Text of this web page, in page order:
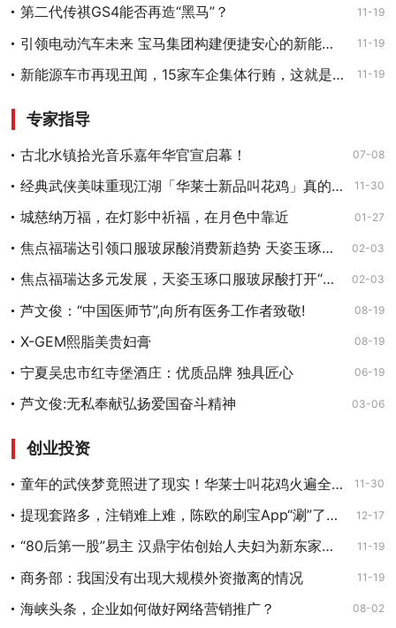
第二代传祺GS4能否再造“黑马”？ 11-19
引领电动汽车未来 宝马集团构建便捷安心的新能源生态系统 11-19
新能源车市再现丑闻，15家车企集体行贿，这就是所谓的“弯道超车”？ 11-19
专家指导
古北水镇拾光音乐嘉年华官宣启幕！ 07-08
经典武侠美味重现江湖「华莱士新品叫花鸡」真的馋哭了！ 11-30
城慈纳万福，在灯影中祈福，在月色中靠近 01-27
焦点福瑞达引领口服玻尿酸消费新趋势 天姿玉琢透明质酸钠饮品成市场发展标杆 02-03
焦点福瑞达多元发展，天姿玉琢口服玻尿酸打开“养颜抗老”新大门 02-03
芦文俊：“中国医师节”,向所有医务工作者致敬! 08-19
X-GEM熙脂美贵妇膏 08-19
宁夏吴忠市红寺堡酒庄：优质品牌 独具匠心 06-19
芦文俊:无私奉献弘扬爱国奋斗精神 03-06
创业投资
童年的武侠梦竟照进了现实！华莱士叫花鸡火遍全网 11-30
提现套路多，注销难上难，陈欧的刷宝App“涮”了谁？ 12-17
“80后第一股”易主 汉鼎宇佑创始人夫妇为新东家打工？ 11-19
商务部：我国没有出现大规模外资撤离的情况 11-19
海峡头条，企业如何做好网络营销推广？ 08-02